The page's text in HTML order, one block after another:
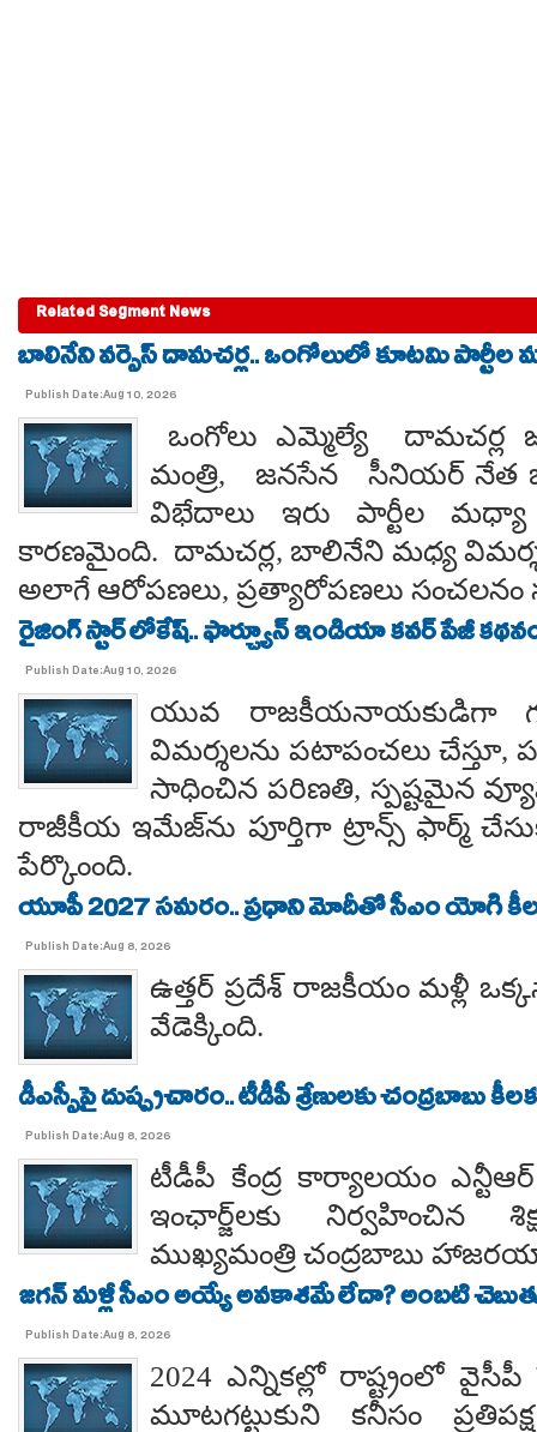
Related Segment News
బాలినేని వర్సెస్ దామచర్ల.. ఒంగోలులో కూటమి పార్టీల
Publish Date:Aug 10, 2026
ఒంగోలు ఎమ్మెల్యే దామచర్ల
మంత్రి, జనసేన సీనియర్ నేత
విభేదాలు ఇరు పార్టీల
కారణమైంది. దామచర్ల, బాలినేని మధ్య
అలాగే ఆరోపణలు, ప్రత్యారోపణలు సంచలనం
రైజింగ్ స్టార్ లోకేష్.. ఫార్చ్యూన్ ఇండియా కవర్ పేజీ
Publish Date:Aug 10, 2026
యువ రాజకీయనాయకుడిగా
విమర్శలను పటాపంచలు
సాధించిన పరిణతి, స్పష్టమైన
రాజీకీయ ఇమేజ్‌ను పూర్తిగా ట్రాన్స్ ఫార్మ్
పేర్కొంంది.
యూపీ 2027 సమరం.. ప్రధాని మోదీతో సీఎం యోగి
Publish Date:Aug 8, 2026
ఉత్తర్ ప్రదేశ్ రాజకీయం మళ్లీ
వేడెక్కింది.
డీఎస్సీపై దుష్ప్రచారం.. టీడీపీ శ్రేణులకు చంద్రబాబు
Publish Date:Aug 8, 2026
టీడీపీ కేంద్ర కార్యాలయం
ఇంఛార్జ్‌లకు నిర్వహించిన
ముఖ్యమంత్రి చంద్రబాబు
జగన్ మళ్లీ సీఎం అయ్యే అవకాశమే లేదా? అంబటి
Publish Date:Aug 8, 2026
2024 ఎన్నికల్లో రాష్ట్రంలో
మూటగట్టుకుని కనీసం